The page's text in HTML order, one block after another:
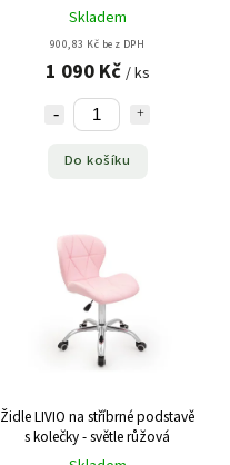
Skladem
900,83 Kč bez DPH
1 090 Kč / ks
Do košíku
Židle LIVIO na stříbrné podstavě
s kolečky - světle růžová